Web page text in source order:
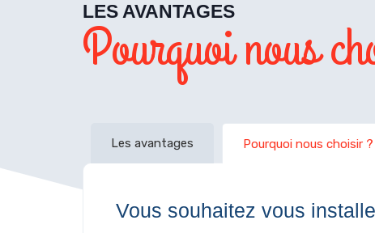
LES AVANTAGES
Pourquoi nous
Les avantages Pourquoi nous choisir ?
Vous souhaitez vous